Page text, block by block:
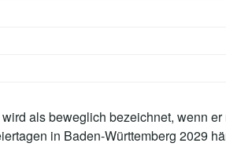
als beweglich bezeichnet, wenn
in Baden-Württemberg 2029